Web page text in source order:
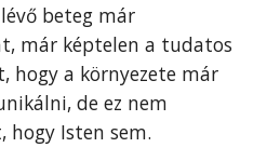
beteg már
már képtelen a tudatos
hogy a környezete már
de ez nem
Isten sem.